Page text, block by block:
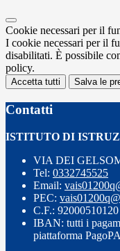
Cookie necessari per il
I cookie necessari per il
disabilitati. È possibile
policy.
Accetta tutti Salva le
Contatti
ISTITUTO DI
VIA DEI
Tel: 0332745525
Email:
PEC:
C.F.: 92000510120
IBAN: tutti i
piattaforma PagoPA